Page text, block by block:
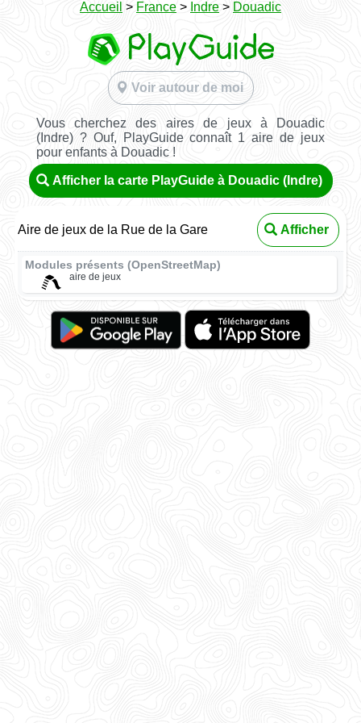
Accueil > France > Indre > Douadic
Voir autour de moi
Vous cherchez des aires de jeux à Douadic
(Indre) ? Ouf, PlayGuide connaît 1 aire de jeux
pour enfants à Douadic !
Afficher la carte PlayGuide à Douadic (Indre)
Aire de jeux de la Rue de la Gare Afficher
Modules présents (OpenStreetMap)
aire de jeux